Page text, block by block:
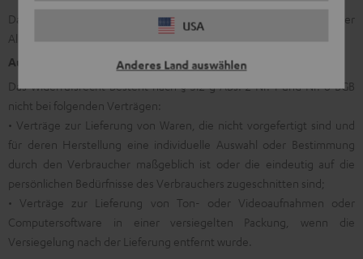
USA
Anderes Land auswählen
Das Muster-Widerrufsformular finden Sie ganz am Ende unserer
Allgemeinen Geschäftsbedingungen.
Ausnahmen vom Widerrufsrecht
Das Widerrufsrecht besteht nach § 312 g Abs. 2 Nr. 1 und Nr. 6 BGB
nicht bei folgenden Verträgen:
• Verträge zur Lieferung von Waren, die nicht vorgefertigt sind und
für deren Herstellung eine individuelle Auswahl oder Bestimmung
durch den Verbraucher maßgeblich ist oder die eindeutig auf die
persönlichen Bedürfnisse des Verbrauchers zugeschnitten sind;
• Verträge zur Lieferung von Ton- oder Videoaufnahmen oder
Computersoftware in einer versiegelten Packung, wenn die
Versiegelung nach der Lieferung entfernt wurde.